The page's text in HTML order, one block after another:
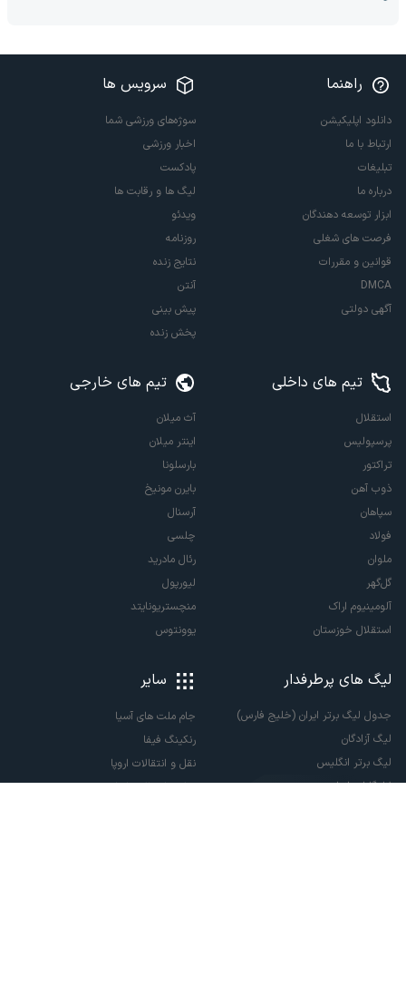
راهنما
دانلود اپلیکیشن
ارتباط با ما
تبلیغات
درباره ما
ابزار توسعه دهندگان
فرصت های شغلی
قوانین و مقررات
DMCA
آگهی دولتی
سرویس ها
سوژه‌های ورزشی شما
اخبار ورزشی
پادکست
لیگ ها و رقابت ها
ویدئو
روزنامه
نتایج زنده
آنتن
پیش بینی
پخش زنده
تیم های داخلی
استقلال
پرسپولیس
تراکتور
ذوب آهن
سپاهان
فولاد
ملوان
گل‌گهر
آلومینیوم اراک
استقلال خوزستان
تیم های خارجی
آث میلان
اینتر میلان
بارسلونا
بایرن مونیخ
آرسنال
چلسی
رئال مادرید
لیورپول
منچستریونایتد
یوونتوس
لیگ های پرطرفدار
جدول لیگ برتر ایران (خلیج فارس)
لیگ آزادگان
لیگ برتر انگلیس
لالیگا اسپانیا
سایر
جام ملت های آسیا
رنکینگ فیفا
نقل و انتقالات اروپا
نقل و انتقالات ایران